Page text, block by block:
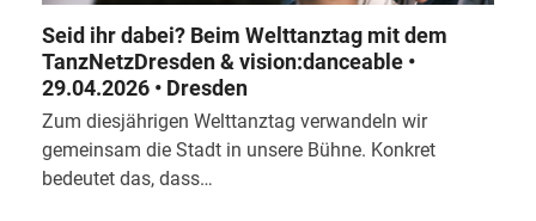
Seid ihr dabei? Beim Welttanztag mit dem
TanzNetzDresden & vision:danceable •
29.04.2026 • Dresden
Zum diesjährigen Welttanztag verwandeln wir
gemeinsam die Stadt in unsere Bühne. Konkret
bedeutet das, dass…